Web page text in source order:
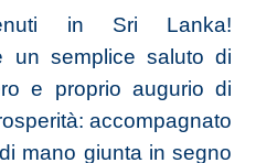
in Sri Lanka!
un semplice saluto di
e proprio augurio di
accompagnato
mano giunta in segno